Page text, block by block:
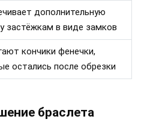
дополнительную
застёжкам в виде замков
кончики фенечки,
остались после обрезки
браслета